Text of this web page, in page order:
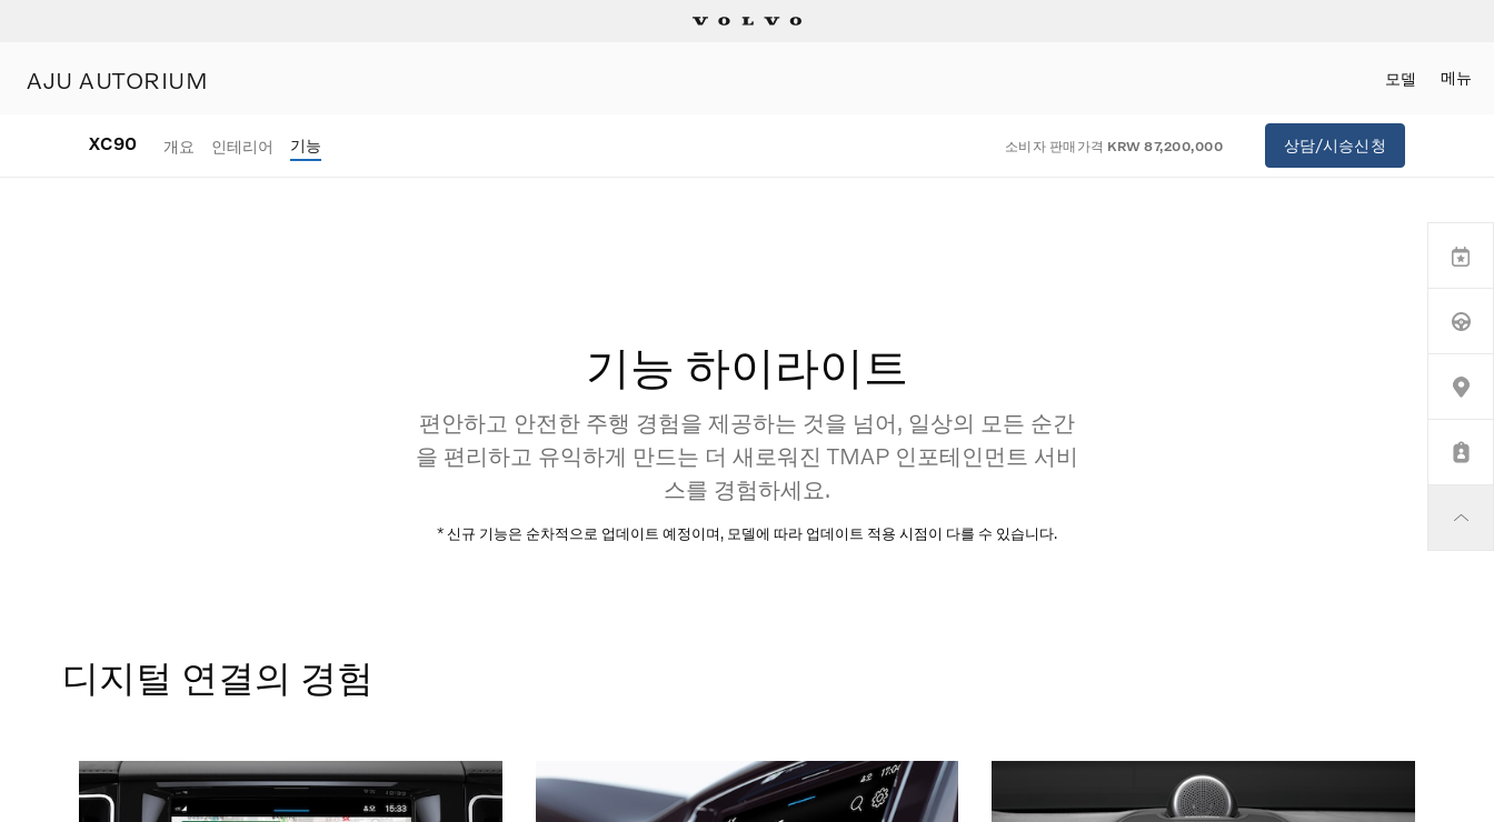
메뉴
AJU AUTORIUM 모델
XC90 개요 인테리어 기능 소비자 판매가격 KRW 87,200,000 상담/시승신청
기능 하이라이트
편안하고 안전한 주행 경험을 제공하는 것을 넘어, 일상의 모든 순간
을 편리하고 유익하게 만드는 더 새로워진 TMAP 인포테인먼트 서비
스를 경험하세요.
* 신규 기능은 순차적으로 업데이트 예정이며, 모델에 따라 업데이트 적용 시점이 다를 수 있습니다.
디지털 연결의 경험
세일즈 컨설턴트